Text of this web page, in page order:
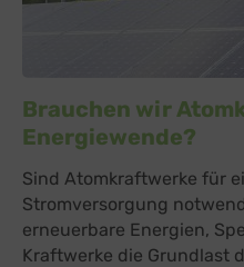
Brauchen wir
Energiewende?
Sind Atomkraftwerke für
Stromversorgung
erneuerbare Energien,
Kraftwerke die Grundlast